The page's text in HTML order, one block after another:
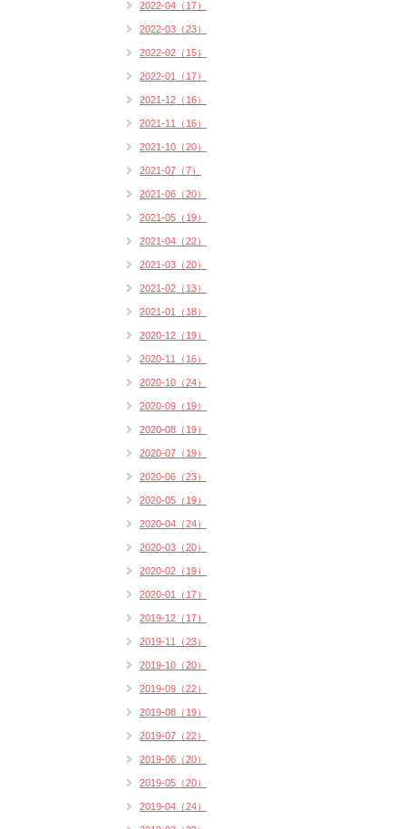
2022-04（17）
2022-03（23）
2022-02（15）
2022-01（17）
2021-12（16）
2021-11（16）
2021-10（20）
2021-07（7）
2021-06（20）
2021-05（19）
2021-04（22）
2021-03（20）
2021-02（13）
2021-01（18）
2020-12（19）
2020-11（16）
2020-10（24）
2020-09（19）
2020-08（19）
2020-07（19）
2020-06（23）
2020-05（19）
2020-04（24）
2020-03（20）
2020-02（19）
2020-01（17）
2019-12（17）
2019-11（23）
2019-10（20）
2019-09（22）
2019-08（19）
2019-07（22）
2019-06（20）
2019-05（20）
2019-04（24）